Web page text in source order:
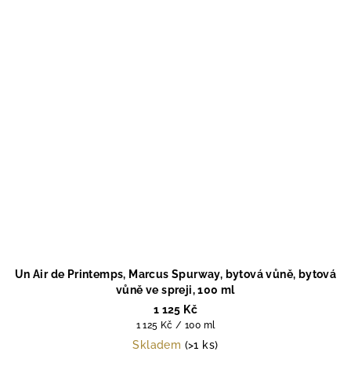
Un Air de Printemps, Marcus Spurway, bytová vůně, bytová
vůně ve spreji, 100 ml
1 125 Kč
Měrná
cena:
1 125 Kč / 100 ml
Skladem (>1 ks)